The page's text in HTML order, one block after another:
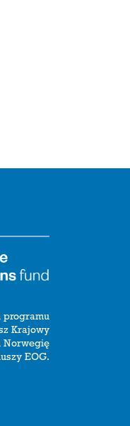
programu
Krajowy
Norwegię
EOG.